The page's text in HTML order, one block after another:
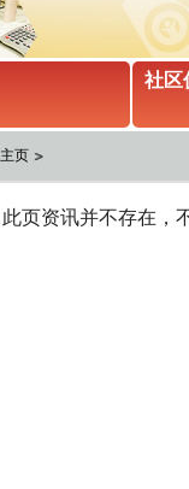
社区
主页